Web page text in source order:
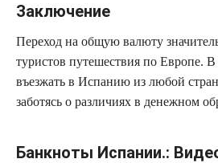
Заключение
Переход на общую валюту
туристов путешествия по Европе.
въезжать в Испанию из любой
заботясь о различиях в денежном
Банкноты Испании.: